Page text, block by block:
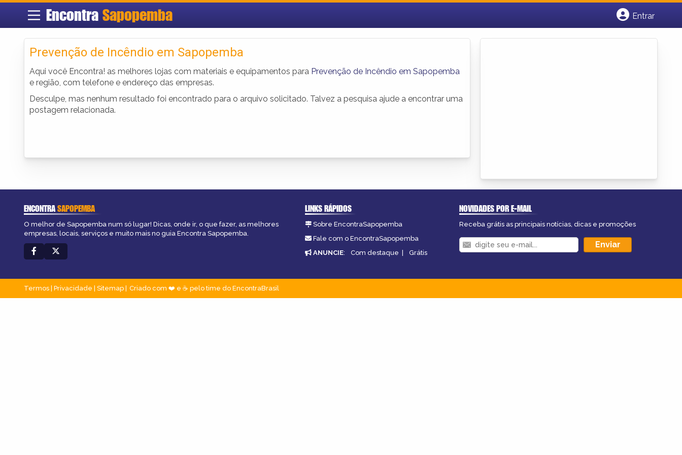
Encontra Sapopemba
Entrar
Prevenção de Incêndio em Sapopemba
Aqui você Encontra! as melhores lojas com materiais e equipamentos para Prevenção de Incêndio em Sapopemba
e região, com telefone e endereço das empresas.
Desculpe, mas nenhum resultado foi encontrado para o arquivo solicitado. Talvez a pesquisa ajude a encontrar uma
postagem relacionada.
ENCONTRASAPOPEMBA
O melhor de Sapopemba num só lugar! Dicas, onde ir, o que fazer, as melhores
empresas, locais, serviços e muito mais no guia Encontra Sapopemba.
LINKS RÁPIDOS
Sobre EncontraSapopemba
Fale com o EncontraSapopemba
ANUNCIE: Com destaque | Grátis
NOVIDADES POR E-MAIL
Receba grátis as principais notícias, dicas e promoções
Termos Privacidade Sitemap Criado com ❤️ e ☕ pelo time do EncontraBrasil